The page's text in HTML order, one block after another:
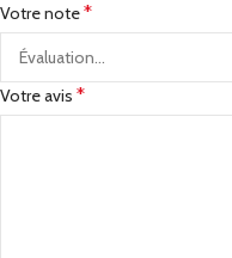
Votre note*
Votre avis *